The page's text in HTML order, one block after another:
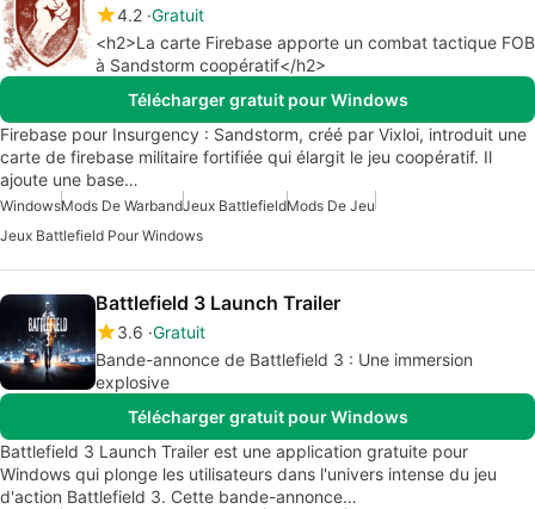
4.2 Gratuit
<h2>La carte Firebase apporte un combat tactique FOB
à Sandstorm coopératif</h2>
Télécharger gratuit pour Windows
Firebase pour Insurgency : Sandstorm, créé par Vixloi, introduit une
carte de firebase militaire fortifiée qui élargit le jeu coopératif. Il
ajoute une base…
WindowsMods De WarbandJeux BattlefieldMods De Jeu
Jeux Battlefield Pour Windows
Battlefield 3 Launch Trailer
3.6 Gratuit
Bande-annonce de Battlefield 3 : Une immersion
explosive
Télécharger gratuit pour Windows
Battlefield 3 Launch Trailer est une application gratuite pour
Windows qui plonge les utilisateurs dans l'univers intense du jeu
d'action Battlefield 3. Cette bande-annonce…